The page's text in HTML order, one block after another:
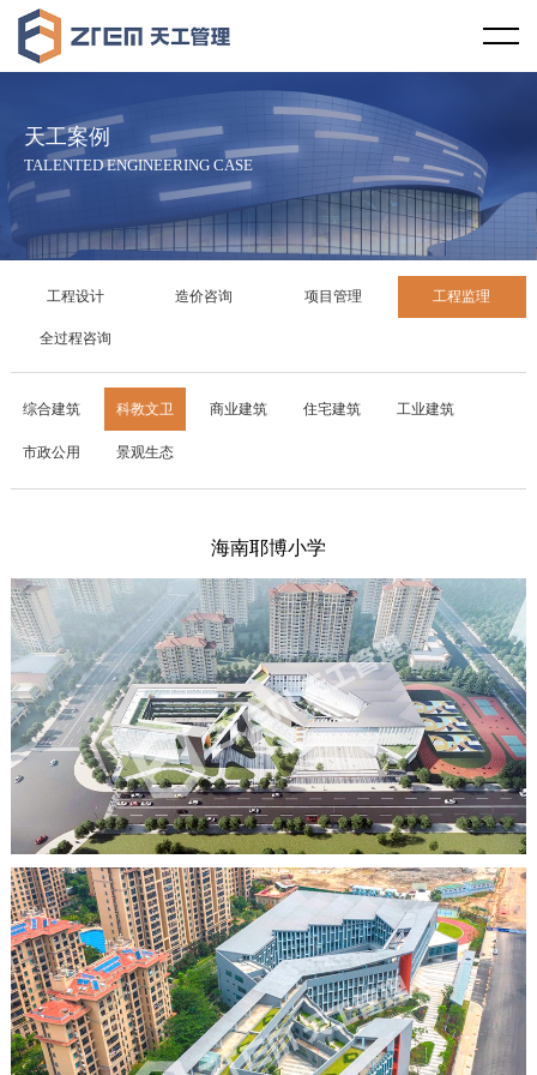
天工案例
TALENTED ENGINEERING CASE
工程设计 造价咨询 项目管理 工程监理
全过程咨询
综合建筑 科教文卫 商业建筑 住宅建筑 工业建筑
市政公用 景观生态
海南耶博小学
天工视野
企业概况
企业资质
合作伙伴
天工文化
企业宗旨
廉政教育
天工资讯
技术规范
造价咨询
全过程咨询
学术研究
学术交流
学术论文
专利课题
专业技术委员会
人力资源
人才理念
员工培训
社会招聘
校园招聘
联系我们